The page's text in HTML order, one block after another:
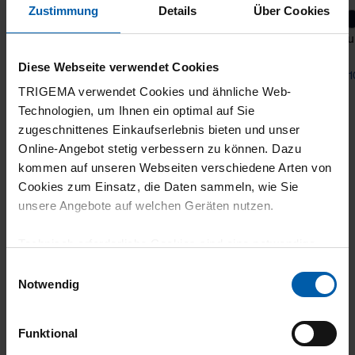
Zustimmung Details Über Cookies
Diese Webseite verwendet Cookies
TRIGEMA verwendet Cookies und ähnliche Web-
Technologien, um Ihnen ein optimal auf Sie
zugeschnittenes Einkaufserlebnis bieten und unser
Online-Angebot stetig verbessern zu können. Dazu
kommen auf unseren Webseiten verschiedene Arten von
Cookies zum Einsatz, die Daten sammeln, wie Sie
unsere Angebote auf welchen Geräten nutzen.
grundlegende Funktionen wie etwa zur Auswahl und
gewährleisten.
Notwendig
Funktional
Bermuda Shorts DELUXE Cotton
from 57,40 € from
climate-neutral
shipping
Family business